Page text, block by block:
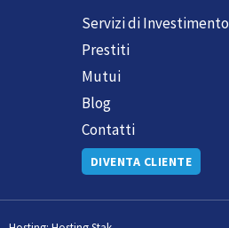
Servizi di Investimento
Prestiti
Mutui
Blog
Contatti
DIVENTA CLIENTE